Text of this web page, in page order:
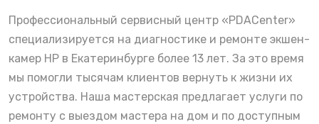
Профессиональный сервисный центр «PDACenter»
специализируется на диагностике и ремонте экшен-
камер HP в Екатеринбурге более 13 лет. За это время
мы помогли тысячам клиентов вернуть к жизни их
устройства. Наша мастерская предлагает услуги по
ремонту с выездом мастера на дом и по доступным